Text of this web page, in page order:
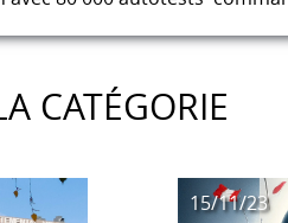
CATÉGORIE
15/11/23